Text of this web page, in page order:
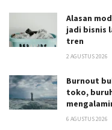
Alasan
jadi bisnis
tren
2 AGUSTUS 2026
Burnout
toko,
6 AGUSTUS 2026